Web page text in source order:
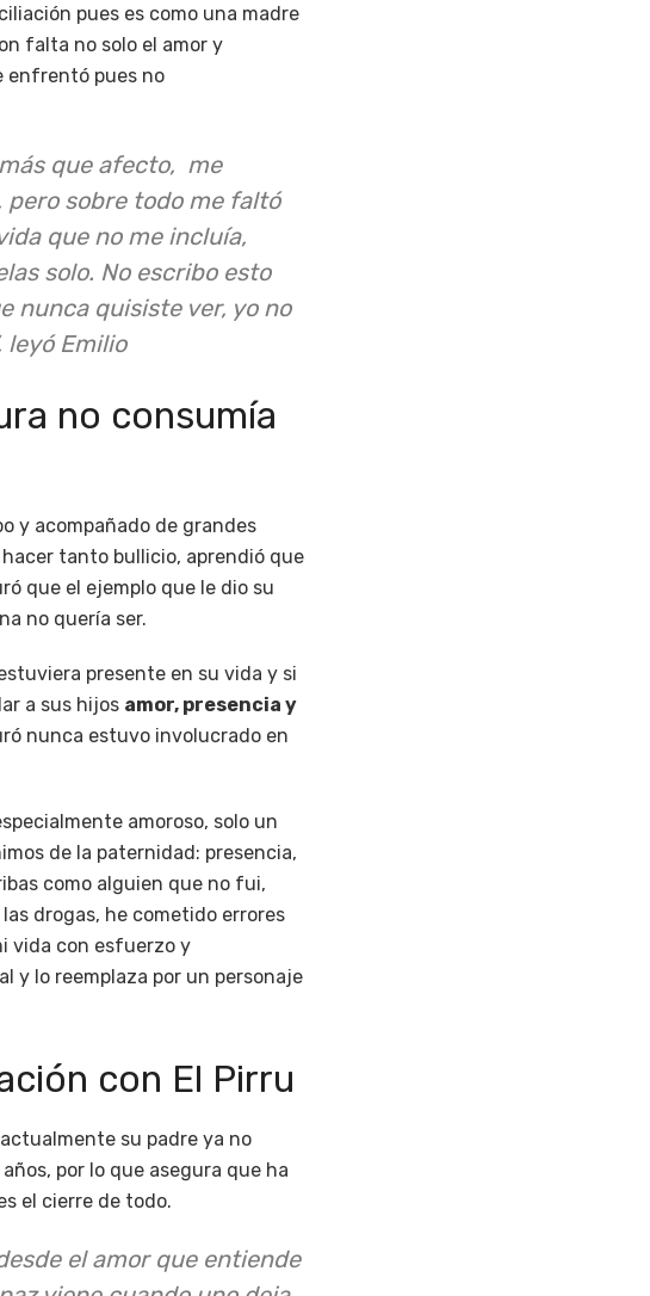
pues es como una madre
falta no solo el amor y
enfrentó pues no
que afecto, me
pero sobre todo me faltó
que no me incluía,
solo. No escribo esto
nunca quisiste ver, yo no
leyó Emilio
no consumía
y acompañado de grandes
tanto bullicio, aprendió que
que el ejemplo que le dio su
no quería ser.
presente en su vida y si
a sus hijos amor, presencia y
nunca estuvo involucrado en
amoroso, solo un
de la paternidad: presencia,
como alguien que no fui,
drogas, he cometido errores
vida con esfuerzo y
y lo reemplaza por un personaje
con El Pirru
su padre ya no
por lo que asegura que ha
el cierre de todo.
el amor que entiende